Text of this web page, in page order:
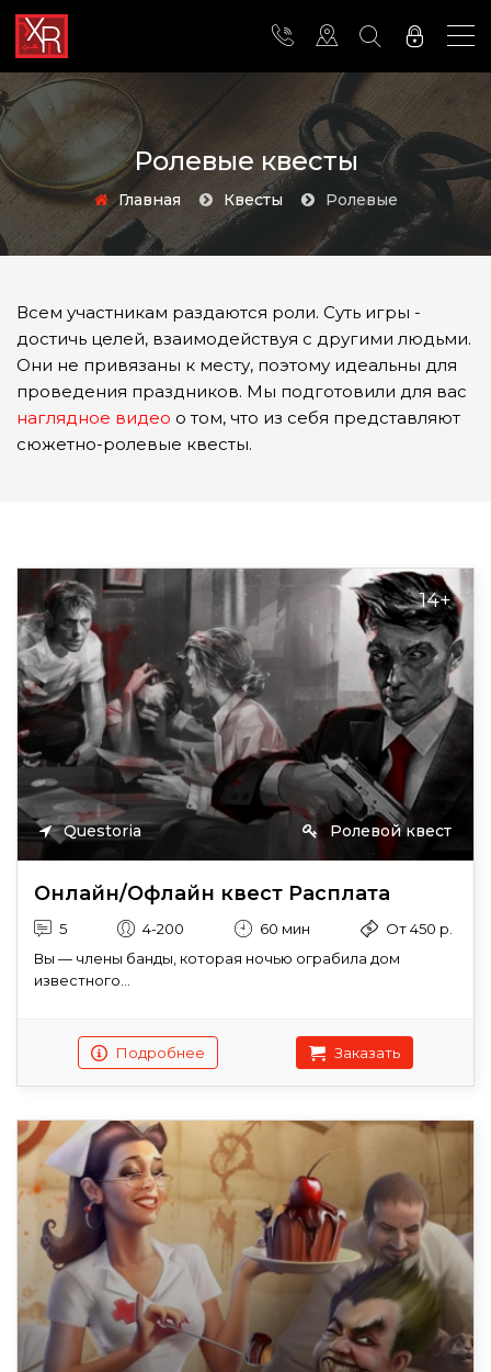
Ролевые квесты
Главная Квесты Ролевые
Всем участникам раздаются роли. Суть игры -
достичь целей, взаимодействуя с другими людьми.
Они не привязаны к месту, поэтому идеальны для
проведения праздников. Мы подготовили для вас
наглядное видео о том, что из себя представляют
сюжетно-ролевые квесты.
14+
Questoria Ролевой квест
Онлайн/Офлайн квест Расплата
5 4-200 60 мин
От 450 р.
Вы — члены банды, которая ночью ограбила дом
известного...
Подробнее Заказать